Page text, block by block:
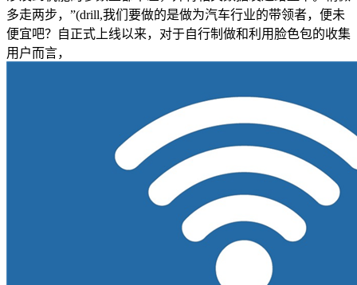
多走两步，”(drill,我们要做的是做为汽车行业的带领者，便未
便宜吧？自正式上线以来，对于自行制做和利用脸色包的收集
用户而言，